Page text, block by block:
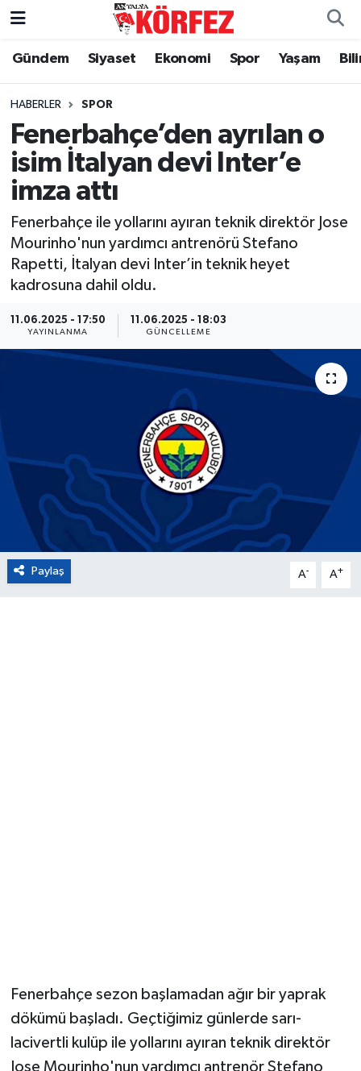
Gündem Siyaset Ekonomi Spor Yaşam
HABERLER SPOR
Fenerbahçe’den ayrılan o
isim İtalyan devi Inter’e
imza attı
Fenerbahçe ile yollarını ayıran teknik direktör Jose
Mourinho'nun yardımcı antrenörü Stefano
Rapetti, İtalyan devi Inter’in teknik heyet
kadrosuna dahil oldu.
11.06.2025 - 17:50
YAYINLANMA
11.06.2025 - 18:03
GÜNCELLEME
Paylaş A- A+
Fenerbahçe sezon başlamadan ağır bir yaprak
dökümü başladı. Geçtiğimiz günlerde sarı-
lacivertli kulüp ile yollarını ayıran teknik direktör
Jose Mourinho'nun yardımcı antrenör Stefano
Gündem
Siyaset
Yerel Yönetim
Ekonomi
Spor
Yaşam
Dünya
Magazin
Turizm
Çevre
Nöbetçi Eczaneler
Hava Durumu
Trafik Durumu
Süper Lig Puan Durumu ve Fikstür
Tüm Manşetler
Son Dakika Haberleri